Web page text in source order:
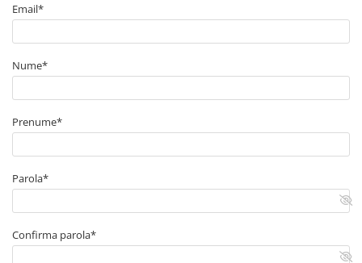
Pivot suspensie
► Accesorii auto
■ Covorase/presuri auto
■ Accesorii auto interior
■ Accesorii auto exterior
■ Intretinere auto
Email*
Nume*
Prenume*
Parola*
Confirma parola*